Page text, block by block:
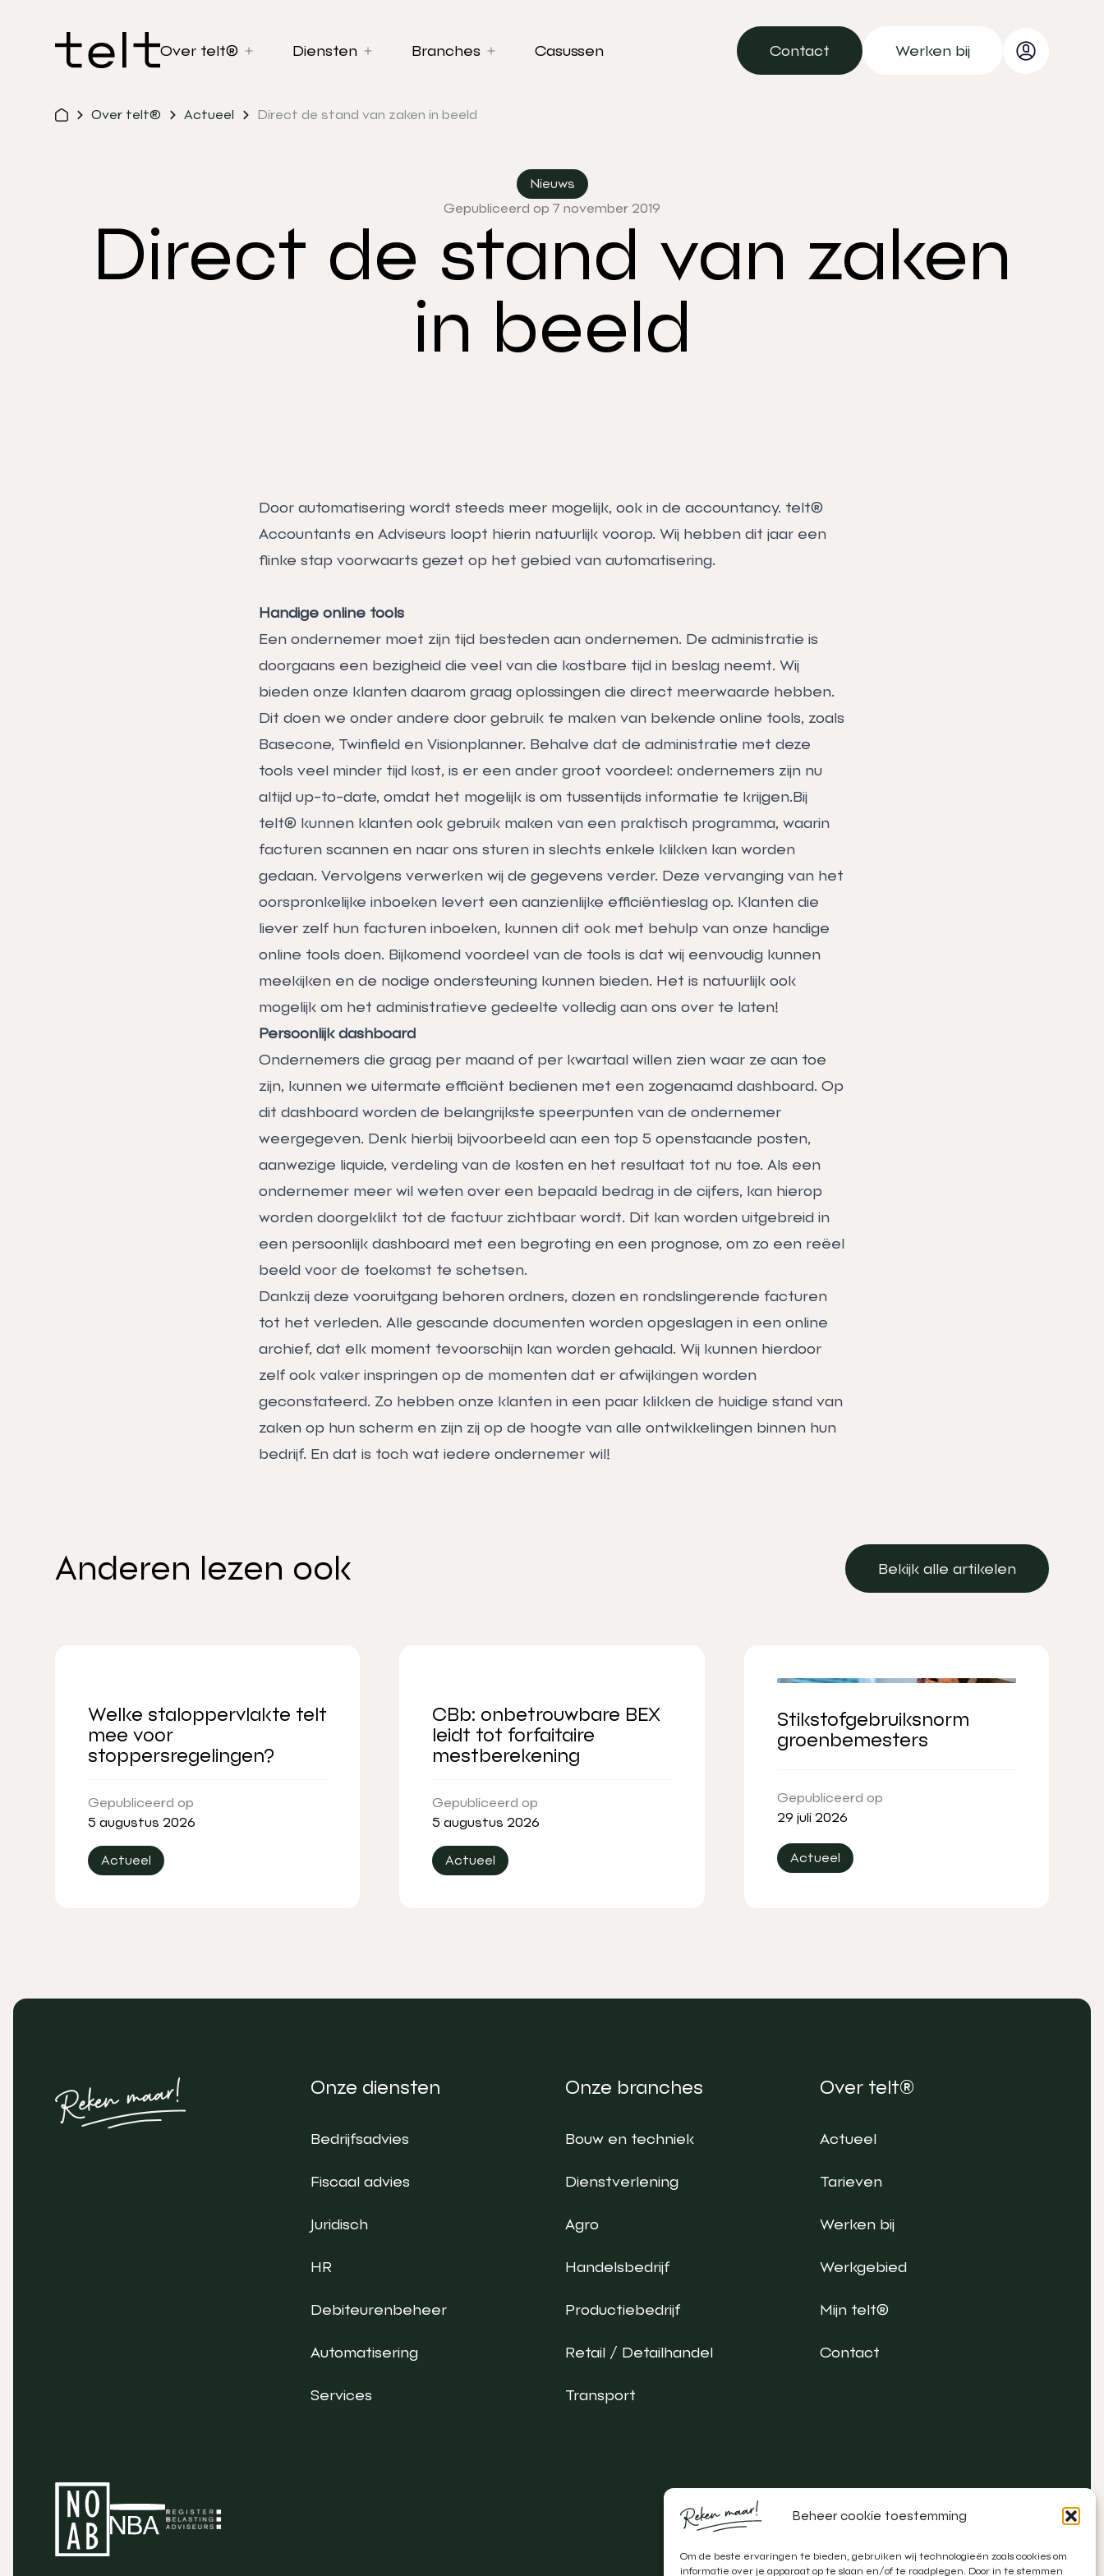
Beheer cookie toestemming
Om de beste ervaringen te bieden, gebruiken wij technologieën zoals cookies om
informatie over je apparaat op te slaan en/of te raadplegen. Door in te stemmen
Over telt® Diensten Branches Casussen
Contact
Contact
Werken bij
Over telt® Actueel Direct de stand van zaken in beeld
Nieuws
Gepubliceerd op 7 november 2019
Direct de stand van zaken
in beeld
Door automatisering wordt steeds meer mogelijk, ook in de accountancy. telt®
Accountants en Adviseurs loopt hierin natuurlijk voorop. Wij hebben dit jaar een
flinke stap voorwaarts gezet op het gebied van automatisering.
Handige online tools
Een ondernemer moet zijn tijd besteden aan ondernemen. De administratie is
doorgaans een bezigheid die veel van die kostbare tijd in beslag neemt. Wij
bieden onze klanten daarom graag oplossingen die direct meerwaarde hebben.
Dit doen we onder andere door gebruik te maken van bekende online tools, zoals
Basecone, Twinfield en Visionplanner. Behalve dat de administratie met deze
tools veel minder tijd kost, is er een ander groot voordeel: ondernemers zijn nu
altijd up-to-date, omdat het mogelijk is om tussentijds informatie te krijgen.Bij
telt® kunnen klanten ook gebruik maken van een praktisch programma, waarin
facturen scannen en naar ons sturen in slechts enkele klikken kan worden
gedaan. Vervolgens verwerken wij de gegevens verder. Deze vervanging van het
oorspronkelijke inboeken levert een aanzienlijke efficiëntieslag op. Klanten die
liever zelf hun facturen inboeken, kunnen dit ook met behulp van onze handige
online tools doen. Bijkomend voordeel van de tools is dat wij eenvoudig kunnen
meekijken en de nodige ondersteuning kunnen bieden. Het is natuurlijk ook
mogelijk om het administratieve gedeelte volledig aan ons over te laten!
Persoonlijk dashboard
Ondernemers die graag per maand of per kwartaal willen zien waar ze aan toe
zijn, kunnen we uitermate efficiënt bedienen met een zogenaamd dashboard. Op
dit dashboard worden de belangrijkste speerpunten van de ondernemer
weergegeven. Denk hierbij bijvoorbeeld aan een top 5 openstaande posten,
aanwezige liquide, verdeling van de kosten en het resultaat tot nu toe. Als een
ondernemer meer wil weten over een bepaald bedrag in de cijfers, kan hierop
worden doorgeklikt tot de factuur zichtbaar wordt. Dit kan worden uitgebreid in
een persoonlijk dashboard met een begroting en een prognose, om zo een reëel
beeld voor de toekomst te schetsen.
Dankzij deze vooruitgang behoren ordners, dozen en rondslingerende facturen
tot het verleden. Alle gescande documenten worden opgeslagen in een online
archief, dat elk moment tevoorschijn kan worden gehaald. Wij kunnen hierdoor
zelf ook vaker inspringen op de momenten dat er afwijkingen worden
geconstateerd. Zo hebben onze klanten in een paar klikken de huidige stand van
zaken op hun scherm en zijn zij op de hoogte van alle ontwikkelingen binnen hun
bedrijf. En dat is toch wat iedere ondernemer wil!
Anderen lezen ook
Bekijk alle artikelen
Bekijk alle artikelen
Welke staloppervlakte telt
mee voor
stoppersregelingen?
Gepubliceerd op
5 augustus 2026
Actueel
CBb: onbetrouwbare BEX
leidt tot forfaitaire
mestberekening
Gepubliceerd op
5 augustus 2026
Actueel
Stikstofgebruiksnorm
groenbemesters
Gepubliceerd op
29 juli 2026
Actueel
Onze diensten
Bedrijfsadvies
Fiscaal advies
Juridisch
HR
Debiteurenbeheer
Automatisering
Services
Onze branches
Bouw en techniek
Dienstverlening
Agro
Handelsbedrijf
Productiebedrijf
Retail / Detailhandel
Transport
Over telt®
Actueel
Tarieven
Werken bij
Werkgebied
Mijn telt®
Contact